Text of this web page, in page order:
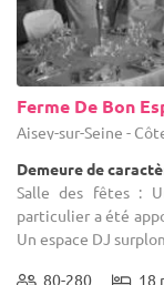
Ferme De Bon
Aisey-sur-Seine -
Demeure de
Salle des fêtes :
particulier a été
Un espace DJ
80-280 18